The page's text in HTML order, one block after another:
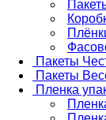
Пакеты
Пакеты
Пленка